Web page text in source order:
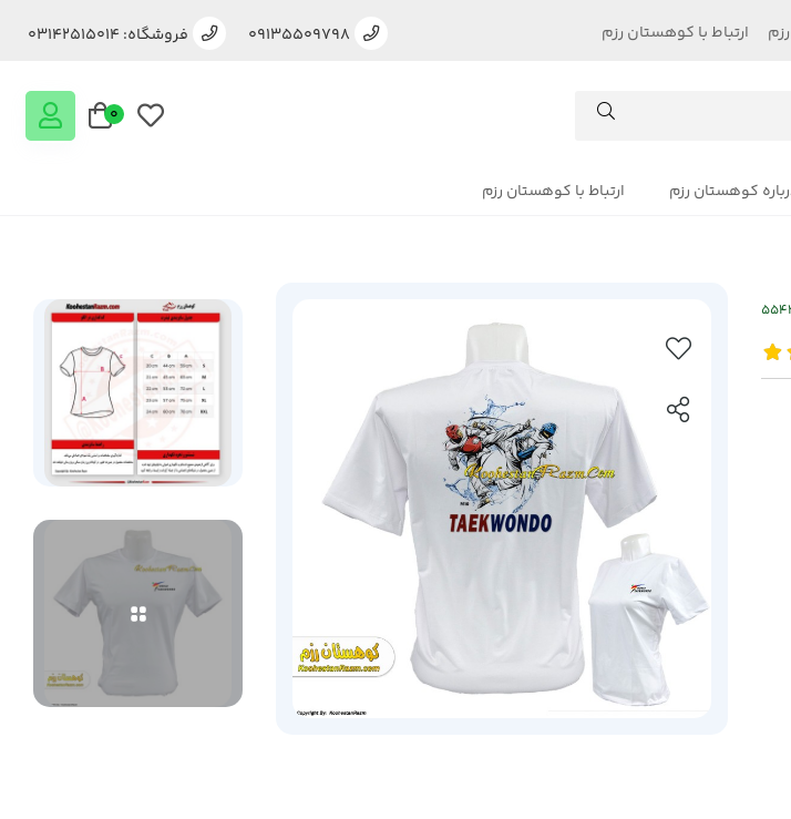
ارتباط با کوهستان رزم 09135509798 فروشگاه: 03142515014
0
کوهستان رزم ارتباط با کوهستان رزم